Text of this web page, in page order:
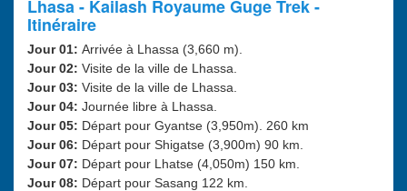
Lhasa - Kailash Royaume Guge Trek -
Itinéraire
Jour 01: Arrivée à Lhassa (3,660 m).
Jour 02: Visite de la ville de Lhassa.
Jour 03: Visite de la ville de Lhassa.
Jour 04: Journée libre à Lhassa.
Jour 05: Départ pour Gyantse (3,950m). 260 km
Jour 06: Départ pour Shigatse (3,900m) 90 km.
Jour 07: Départ pour Lhatse (4,050m) 150 km.
Jour 08: Départ pour Sasang 122 km.